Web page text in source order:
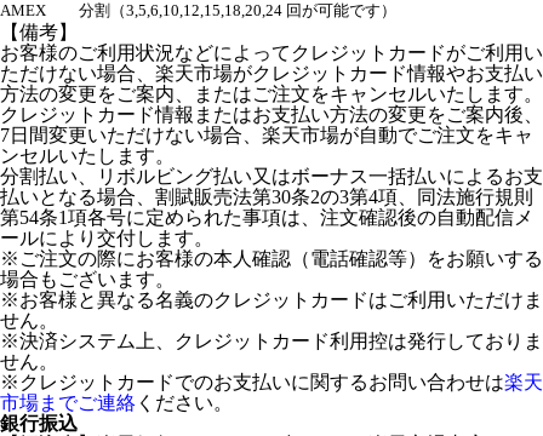
AMEX
分割（3,5,6,10,12,15,18,20,24 回が可能です）
【備考】
お客様のご利用状況などによってクレジットカードがご利用い
ただけない場合、楽天市場がクレジットカード情報やお支払い
方法の変更をご案内、またはご注文をキャンセルいたします。
クレジットカード情報またはお支払い方法の変更をご案内後、
7日間変更いただけない場合、楽天市場が自動でご注文をキャ
ンセルいたします。
分割払い、リボルビング払い又はボーナス一括払いによるお支
払いとなる場合、割賦販売法第30条2の3第4項、同法施行規則
第54条1項各号に定められた事項は、注文確認後の自動配信メ
ールにより交付します。
※ご注文の際にお客様の本人確認（電話確認等）をお願いする
場合もございます。
※お客様と異なる名義のクレジットカードはご利用いただけま
せん。
※決済システム上、クレジットカード利用控は発行しておりま
せん。
※クレジットカードでのお支払いに関するお問い合わせは楽天
市場までご連絡 ください。
銀行振込